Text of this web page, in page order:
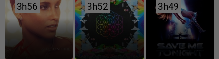
3h56
3h56 3h52
3h52 3h49
3h49